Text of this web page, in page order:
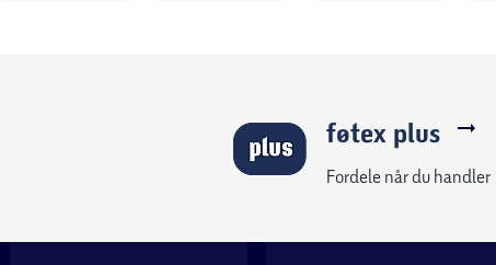
føtex plus
Fordele når du handler